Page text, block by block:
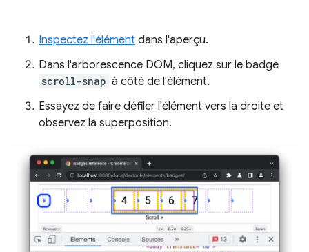
Inspectez l'élément dans l'aperçu.
Dans l'arborescence DOM, cliquez sur le badge
scroll-snap à côté de l'élément.
Essayez de faire défiler l'élément vers la droite et
observez la superposition.